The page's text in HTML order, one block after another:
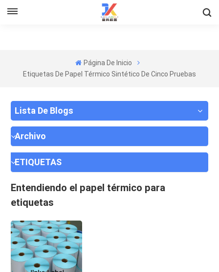
Página De Inicio
Etiquetas De Papel Térmico Sintético De Cinco Pruebas
Lista De Blogs
Archivo
ETIQUETAS
Entendiendo el papel térmico para
etiquetas